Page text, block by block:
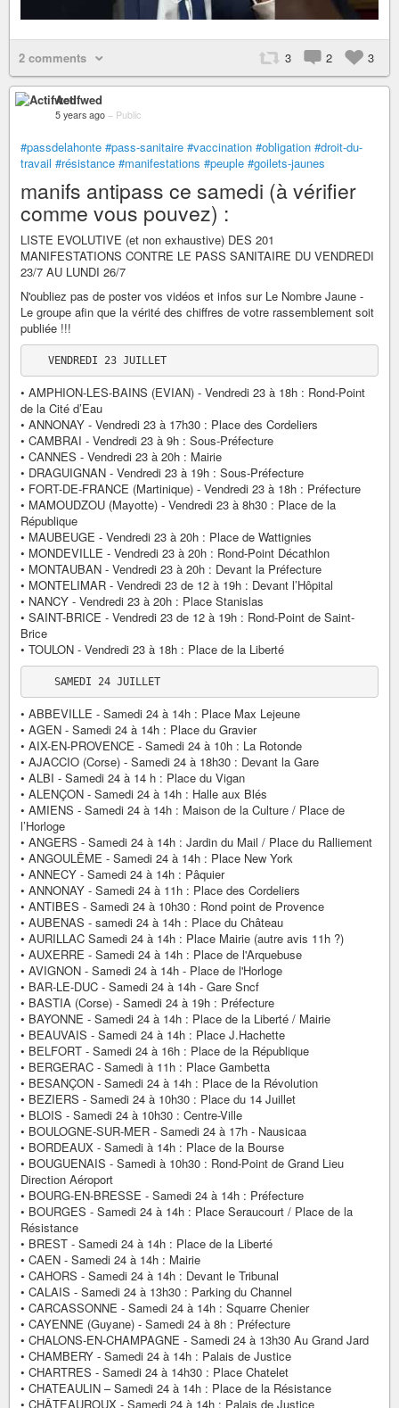
2 comments 3 2 3
Actifwed
5 years ago – Public
#passdelahonte #pass-sanitaire #vaccination #obligation #droit-du-
travail #résistance #manifestations #peuple #goilets-jaunes
manifs antipass ce samedi (à vérifier
comme vous pouvez) :
LISTE EVOLUTIVE (et non exhaustive) DES 201
MANIFESTATIONS CONTRE LE PASS SANITAIRE DU VENDREDI
23/7 AU LUNDI 26/7
N'oubliez pas de poster vos vidéos et infos sur Le Nombre Jaune -
Le groupe afin que la vérité des chiffres de votre rassemblement soit
publiée !!!
   VENDREDI 23 JUILLET
• AMPHION-LES-BAINS (EVIAN) - Vendredi 23 à 18h : Rond-Point
de la Cité d’Eau
• ANNONAY - Vendredi 23 à 17h30 : Place des Cordeliers
• CAMBRAI - Vendredi 23 à 9h : Sous-Préfecture
• CANNES - Vendredi 23 à 20h : Mairie
• DRAGUIGNAN - Vendredi 23 à 19h : Sous-Préfecture
• FORT-DE-FRANCE (Martinique) - Vendredi 23 à 18h : Préfecture
• MAMOUDZOU (Mayotte) - Vendredi 23 à 8h30 : Place de la
République
• MAUBEUGE - Vendredi 23 à 20h : Place de Wattignies
• MONDEVILLE - Vendredi 23 à 20h : Rond-Point Décathlon
• MONTAUBAN - Vendredi 23 à 20h : Devant la Préfecture
• MONTELIMAR - Vendredi 23 de 12 à 19h : Devant l’Hôpital
• NANCY - Vendredi 23 à 20h : Place Stanislas
• SAINT-BRICE - Vendredi 23 de 12 à 19h : Rond-Point de Saint-
Brice
• TOULON - Vendredi 23 à 18h : Place de la Liberté
    SAMEDI 24 JUILLET
• ABBEVILLE - Samedi 24 à 14h : Place Max Lejeune
• AGEN - Samedi 24 à 14h : Place du Gravier
• AIX-EN-PROVENCE - Samedi 24 à 10h : La Rotonde
• AJACCIO (Corse) - Samedi 24 à 18h30 : Devant la Gare
• ALBI - Samedi 24 à 14 h : Place du Vigan
• ALENÇON - Samedi 24 à 14h : Halle aux Blés
• AMIENS - Samedi 24 à 14h : Maison de la Culture / Place de
l’Horloge
• ANGERS - Samedi 24 à 14h : Jardin du Mail / Place du Ralliement
• ANGOULÊME - Samedi 24 à 14h : Place New York
• ANNECY - Samedi 24 à 14h : Pâquier
• ANNONAY - Samedi 24 à 11h : Place des Cordeliers
• ANTIBES - Samedi 24 à 10h30 : Rond point de Provence
• AUBENAS - samedi 24 à 14h : Place du Château
• AURILLAC Samedi 24 à 14h : Place Mairie (autre avis 11h ?)
• AUXERRE - Samedi 24 à 14h : Place de l'Arquebuse
• AVIGNON - Samedi 24 à 14h - Place de l'Horloge
• BAR-LE-DUC - Samedi 24 à 14h - Gare Sncf
• BASTIA (Corse) - Samedi 24 à 19h : Préfecture
• BAYONNE - Samedi 24 à 14h : Place de la Liberté / Mairie
• BEAUVAIS - Samedi 24 à 14h : Place J.Hachette
• BELFORT - Samedi 24 à 16h : Place de la République
• BERGERAC - Samedi à 11h : Place Gambetta
• BESANÇON - Samedi 24 à 14h : Place de la Révolution
• BEZIERS - Samedi 24 à 10h30 : Place du 14 Juillet
• BLOIS - Samedi 24 à 10h30 : Centre-Ville
• BOULOGNE-SUR-MER - Samedi 24 à 17h - Nausicaa
• BORDEAUX - Samedi à 14h : Place de la Bourse
• BOUGUENAIS - Samedi à 10h30 : Rond-Point de Grand Lieu
Direction Aéroport
• BOURG-EN-BRESSE - Samedi 24 à 14h : Préfecture
• BOURGES - Samedi 24 à 14h : Place Seraucourt / Place de la
Résistance
• BREST - Samedi 24 à 14h : Place de la Liberté
• CAEN - Samedi 24 à 14h : Mairie
• CAHORS - Samedi 24 à 14h : Devant le Tribunal
• CALAIS - Samedi 24 à 13h30 : Parking du Channel
• CARCASSONNE - Samedi 24 à 14h : Squarre Chenier
• CAYENNE (Guyane) - Samedi 24 à 8h : Préfecture
• CHALONS-EN-CHAMPAGNE - Samedi 24 à 13h30 Au Grand Jard
• CHAMBERY - Samedi 24 à 14h : Palais de Justice
• CHARTRES - Samedi 24 à 14h30 : Place Chatelet
• CHATEAULIN – Samedi 24 à 14h : Place de la Résistance
• CHÂTEAUROUX - Samedi 24 à 14h : Palais de Justice